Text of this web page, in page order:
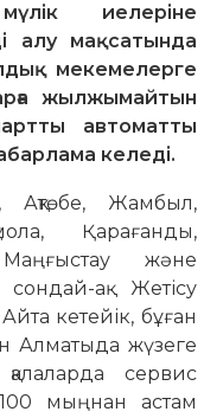
иелеріне
алу мақсатында
мекемелерге
жылжымайтын
автоматты
келеді.
Ақтөбе, Жамбыл,
Қарағанды,
және
ақ Жетісу
кетейік, бұған
Алматыда жүзеге
сервис
100 мыңнан астам